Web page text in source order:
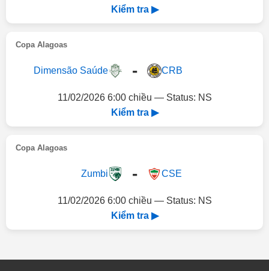
Kiểm tra ▶
Copa Alagoas
Dimensão Saúde - CRB
11/02/2026 6:00 chiều — Status: NS
Kiểm tra ▶
Copa Alagoas
Zumbi - CSE
11/02/2026 6:00 chiều — Status: NS
Kiểm tra ▶